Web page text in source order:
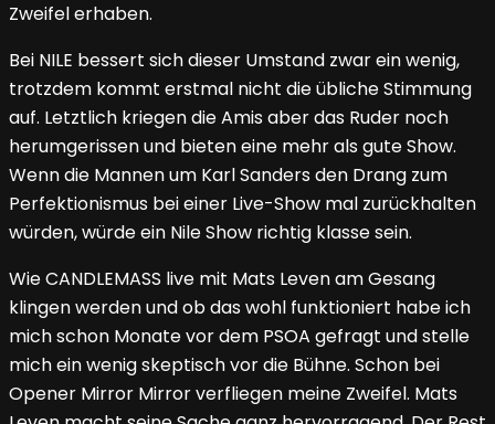
Zweifel erhaben.
Bei NILE bessert sich dieser Umstand zwar ein wenig,
trotzdem kommt erstmal nicht die übliche Stimmung
auf. Letztlich kriegen die Amis aber das Ruder noch
herumgerissen und bieten eine mehr als gute Show.
Wenn die Mannen um Karl Sanders den Drang zum
Perfektionismus bei einer Live-Show mal zurückhalten
würden, würde ein Nile Show richtig klasse sein.
Wie CANDLEMASS live mit Mats Leven am Gesang
klingen werden und ob das wohl funktioniert habe ich
mich schon Monate vor dem PSOA gefragt und stelle
mich ein wenig skeptisch vor die Bühne. Schon bei
Opener Mirror Mirror verfliegen meine Zweifel. Mats